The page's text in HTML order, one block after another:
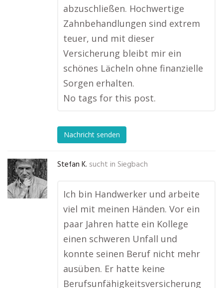
abzuschließen. Hochwertige
Zahnbehandlungen sind extrem
teuer, und mit dieser
Versicherung bleibt mir ein
schönes Lächeln ohne finanzielle
Sorgen erhalten.
No tags for this post.
Nachricht senden
Stefan K. sucht in Siegbach
Ich bin Handwerker und arbeite
viel mit meinen Händen. Vor ein
paar Jahren hatte ein Kollege
einen schweren Unfall und
konnte seinen Beruf nicht mehr
ausüben. Er hatte keine
Berufsunfähigkeitsversicherung